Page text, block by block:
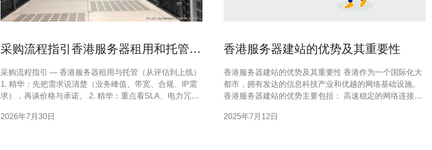
采购流程指引香港服务器租用和托管
采购流程指引 — 香港服务器租用与托管（从评估到上线）
1. 精华：先把需求说清楚（业务峰值、带宽、合规、IP需
求），再谈价格与承诺。 2. 精华：重点看SLA、电力冗余
VPS便宜。 3. 精华：上线前做完整的迁移与回滚演练，含
2026年7月30日
香港服务器建站的优势及其重要性
香港服务器建站的优势及其重要性 香港作为一个国际化大
都市，拥有发达的信息科技产业和优越的网络基础设施。
香港服务器建站的优势主要包括： 高速稳定的网络连接：
和稳定性。 优质的客户服务：香港的服务器服务商通常提
2025年7月12日